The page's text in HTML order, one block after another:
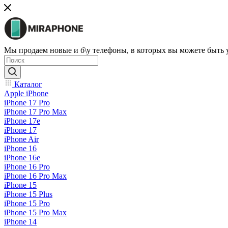
Мы продаем новые и б\у телефоны, в которых вы можете быть
Каталог
Apple iPhone
iPhone 17 Pro
iPhone 17 Pro Max
iPhone 17e
iPhone 17
iPhone Air
iPhone 16
iPhone 16e
iPhone 16 Pro
iPhone 16 Pro Max
iPhone 15
iPhone 15 Plus
iPhone 15 Pro
iPhone 15 Pro Max
iPhone 14